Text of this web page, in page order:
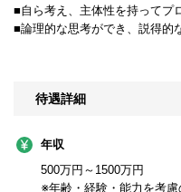
■自ら考え、主体性を持ってプ
■論理的な思考ができ、説得的
待遇詳細
年収
500万円～1500万円
※年齢・経験・能力を考慮